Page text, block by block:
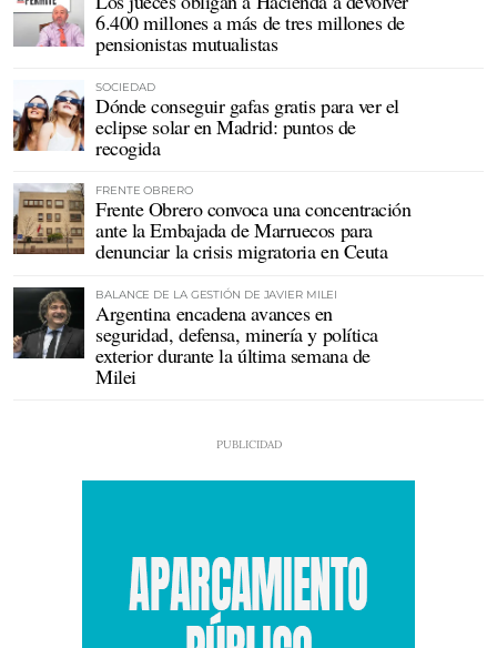
6.400 millones a más de tres millones de
pensionistas mutualistas
SOCIEDAD
Dónde conseguir gafas gratis para ver el
eclipse solar en Madrid: puntos de
recogida
FRENTE OBRERO
Frente Obrero convoca una concentración
ante la Embajada de Marruecos para
denunciar la crisis migratoria en Ceuta
BALANCE DE LA GESTIÓN DE JAVIER MILEI
Argentina encadena avances en
seguridad, defensa, minería y política
exterior durante la última semana de
Milei